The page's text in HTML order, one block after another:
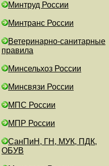
Минтруд России
Минтранс России
Ветеринарно-санитарные
правила
Минсельхоз России
Минсвязи России
МПС России
МПР России
СанПиН, ГН, МУК, ПДК,
ОБУВ